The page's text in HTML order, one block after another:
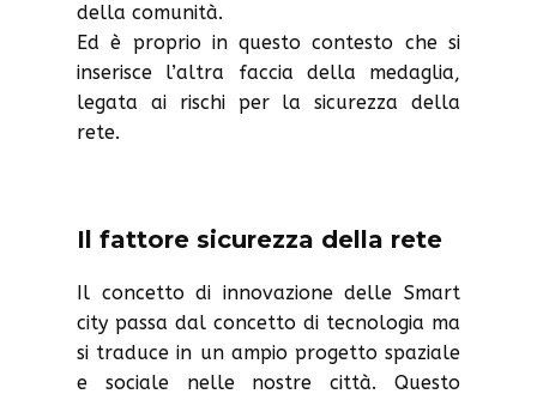
della comunità.
Ed è proprio in questo contesto che si
inserisce l’altra faccia della medaglia,
legata ai rischi per la sicurezza della
rete.
Il fattore sicurezza della rete
Il concetto di innovazione delle Smart
city passa dal concetto di tecnologia ma
si traduce in un ampio progetto spaziale
e sociale nelle nostre città. Questo